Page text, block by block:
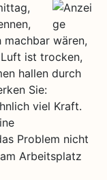
wären,
ist trocken,
hallen durch
Sie:
viel Kraft.
Problem nicht
Arbeitsplatz